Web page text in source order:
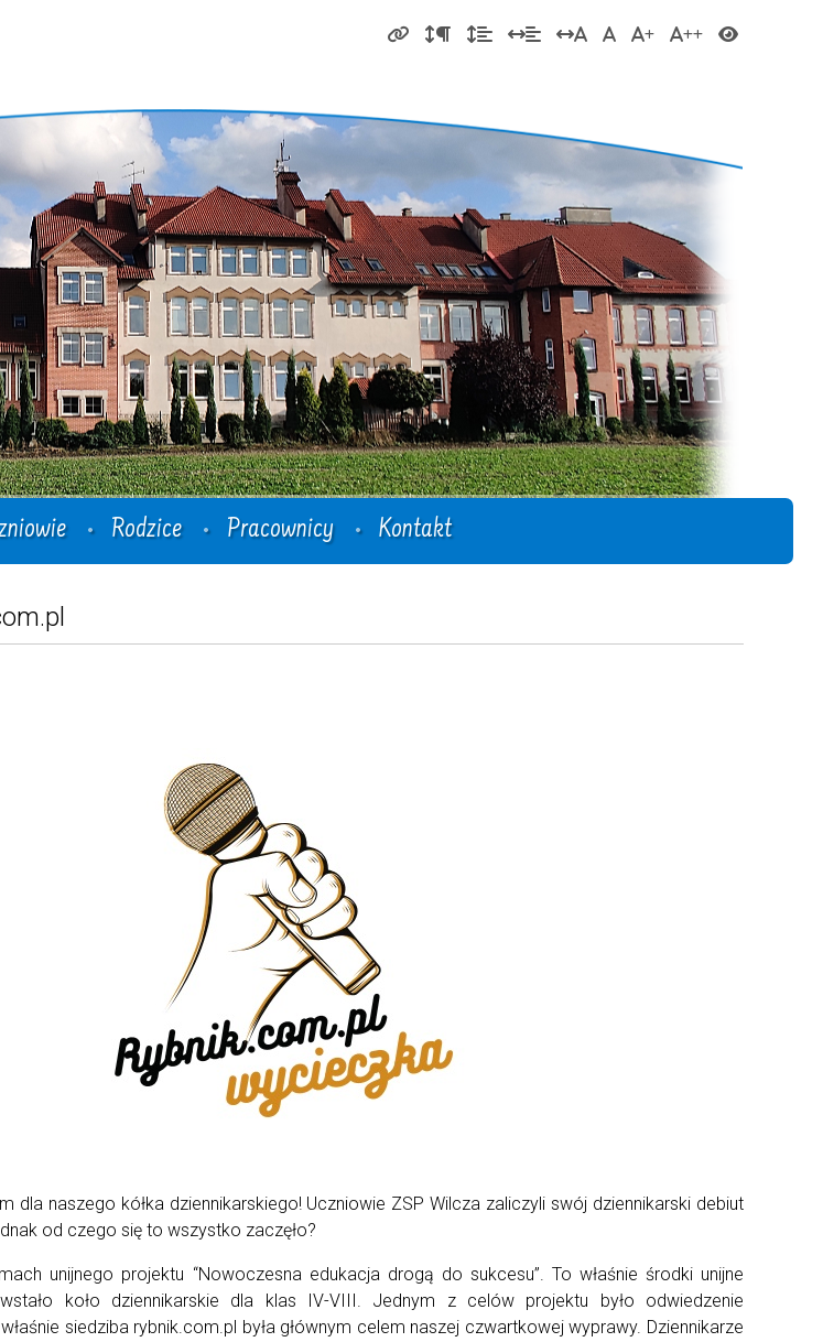
Rodzice Pracownicy Kontakt
dla naszego kółka dziennikarskiego! Uczniowie ZSP Wilcza zaliczyli swój dziennikarski debiut
od czego się to wszystko zaczęło?
unijnego projektu “Nowoczesna edukacja drogą do sukcesu”. To właśnie środki unijne
koło dziennikarskie dla klas IV-VIII. Jednym z celów projektu było odwiedzenie
siedziba rybnik.com.pl była głównym celem naszej czwartkowej wyprawy. Dziennikarze